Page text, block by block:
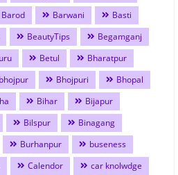
Barod Barwani
Basti
BeautyTips
Begamganj
Betul
Bharatpur
bhojpur Bhojpuri
Bhopal
Bihar
Bijapur
Bilspur
Binagang
Burhanpur
buseness
Calendor car knolwdge